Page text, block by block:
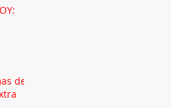
de